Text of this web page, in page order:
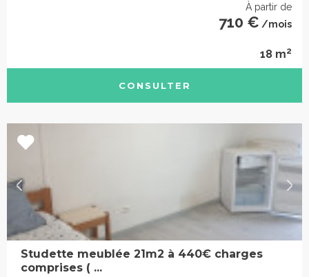
À partir de
710 € /mois
18 m2
CONSULTER
Studette meublée 21m2 à 440€ charges
comprises ( ...